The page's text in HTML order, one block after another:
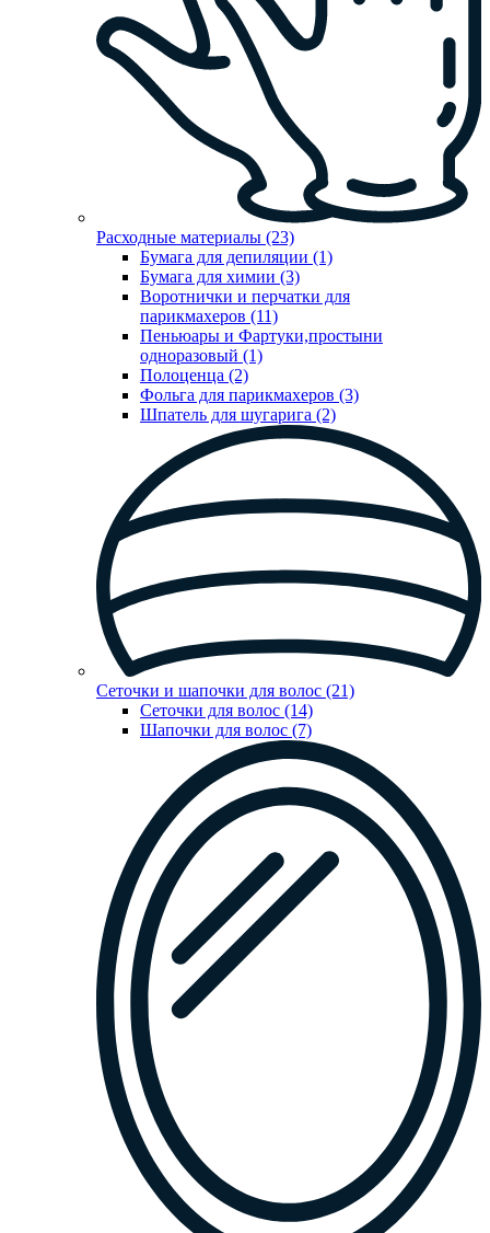
Расходные материалы (23)
Бумага для депиляции (1)
Бумага для химии (3)
Воротнички и перчатки для
парикмахеров (11)
Пеньюары и Фартуки,простыни
одноразовый (1)
Полоценца (2)
Фольга для парикмахеров (3)
Шпатель для шугарига (2)
Сеточки и шапочки для волос (21)
Сеточки для волос (14)
Шапочки для волос (7)